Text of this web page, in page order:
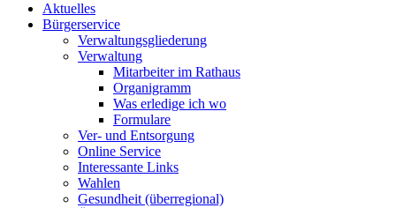
Aktuelles
Bürgerservice
Verwaltungsgliederung
Verwaltung
Mitarbeiter im Rathaus
Organigramm
Was erledige ich wo
Formulare
Ver- und Entsorgung
Online Service
Interessante Links
Wahlen
Gesundheit (überregional)